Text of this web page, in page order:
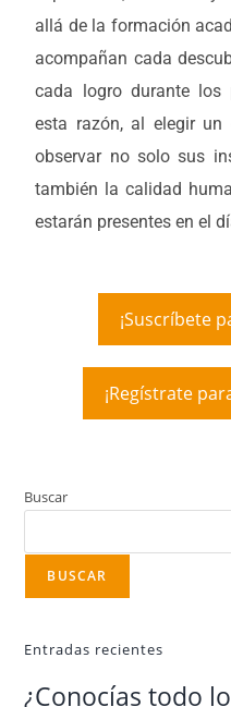
allá de la formación
acompañan cada
cada logro durante los
esta razón, al elegir
observar no solo sus
también la calidad
estarán presentes en el
¡Suscríbete
¡Regístrate
Buscar
BUSCAR
Entradas recientes
¿Conocías todo